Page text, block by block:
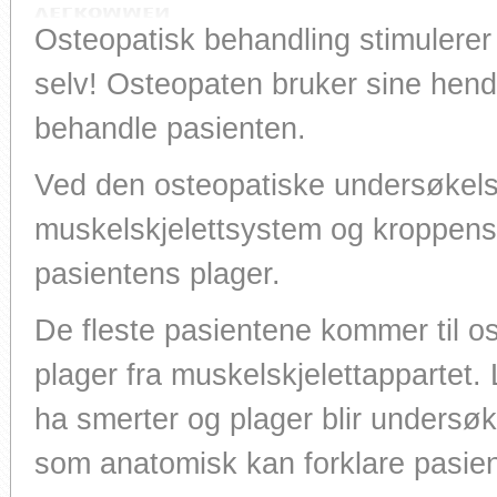
VELKOMMEN
VELKOMMEN
VELKOMMEN
VELKOMMEN
VELKOMMEN
VELKOMMEN
Osteopatisk behandling
selv! Osteopaten bruker sine
behandle pasienten.
Ved den osteopatiske
muskelskjelettsystem og
pasientens plager.
De fleste pasientene kommer til
plager fra
ha smerter og plager blir
som anatomisk kan forklare